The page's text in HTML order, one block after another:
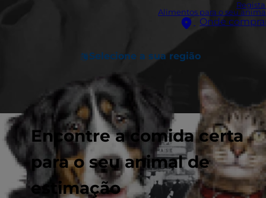
Alimentos para o seu
Onde
Selecione a sua região
Encontre a comida certa
para o seu animal de
estimação